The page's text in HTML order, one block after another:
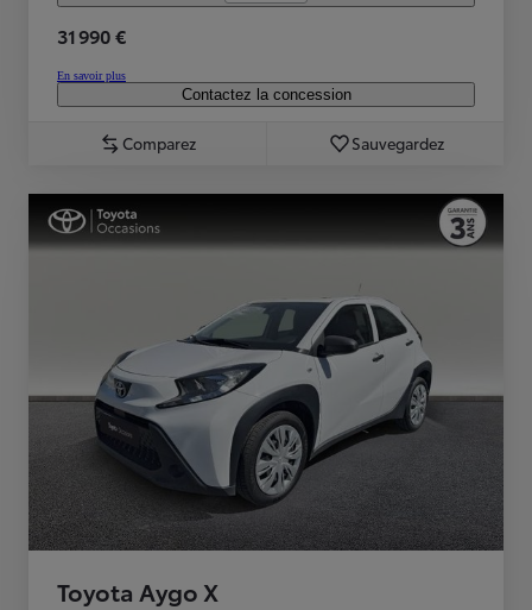
31 990 €
En savoir plus
Contactez la concession
Comparez Sauvegardez
Toyota Aygo X